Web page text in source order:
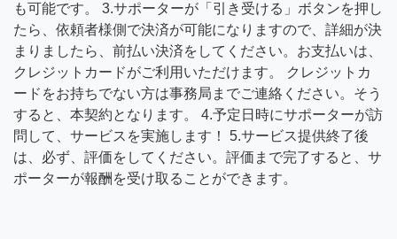
も可能です。 3.サポーターが「引き受ける」ボタンを押し
たら、依頼者様側で決済が可能になりますので、詳細が決
まりましたら、前払い決済をしてください。お支払いは、
クレジットカードがご利用いただけます。 クレジットカ
ードをお持ちでない方は事務局までご連絡ください。そう
すると、本契約となります。 4.予定日時にサポーターが訪
問して、サービスを実施します！ 5.サービス提供終了後
は、必ず、評価をしてください。評価まで完了すると、サ
ポーターが報酬を受け取ることができます。